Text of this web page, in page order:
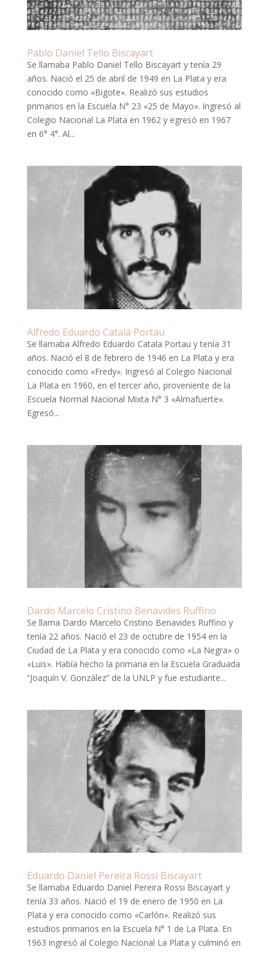
Pablo Daniel Tello Biscayart
Se llamaba Pablo Daniel Tello Biscayart y tenía 29
años. Nació el 25 de abril de 1949 en La Plata y era
conocido como «Bigote». Realizó sus estudios
primarios en la Escuela N° 23 «25 de Mayo». Ingresó al
Colegio Nacional La Plata en 1962 y egresó en 1967
en 6° 4°. Al...
Alfredo Eduardo Catalá Portau
Se llamaba Alfredo Eduardo Catala Portau y tenía 31
años. Nació el 8 de febrero de 1946 en La Plata y era
conocido como «Fredy». Ingresó al Colegio Nacional
La Plata en 1960, en el tercer año, proveniente de la
Escuela Normal Nacional Mixta N° 3 «Almafuerte».
Egresó...
Dardo Marcelo Cristino Benavides Ruffino
Se llama Dardo Marcelo Cristino Benavides Ruffino y
tenía 22 años. Nació el 23 de octubre de 1954 en la
Ciudad de La Plata y era conocido como «La Negra» o
«Luis». Había hecho la primaria en la Escuela Graduada
“Joaquín V. González” de la UNLP y fue estudiante...
Eduardo Daniel Pereira Rossi Biscayart
Se llamaba Eduardo Daniel Pereira Rossi Biscayart y
tenía 33 años. Nació el 19 de enero de 1950 en La
Plata y era conocido como «Carlón». Realizó sus
estudios primarios en la Escuela N° 1 de La Plata. En
1963 ingresó al Colegio Nacional La Plata y culminó en